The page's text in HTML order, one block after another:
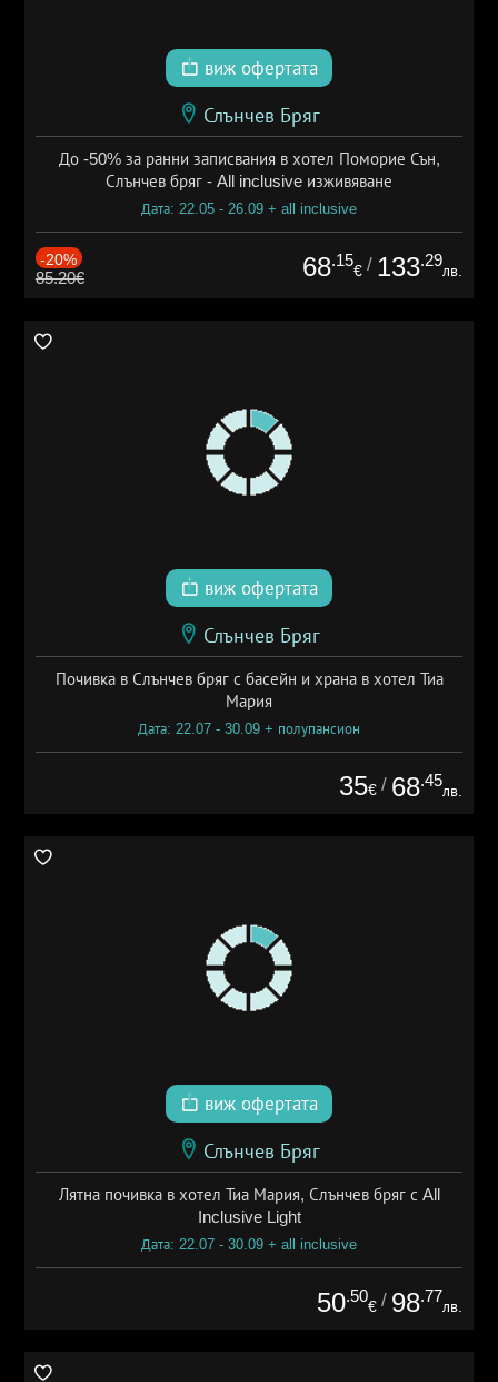
виж офертата
Слънчев Бряг
До -50% за ранни записвания в хотел Поморие Сън,
Слънчев бряг - All inclusive изживяване
Дата: 22.05 - 26.09 + all inclusive
-20%
85.20€ 68.15
€ / 133.29
лв.
виж офертата
Слънчев Бряг
Почивка в Слънчев бряг с басейн и храна в хотел Тиа
Мария
Дата: 22.07 - 30.09 + полупансион
35€ / 68.45
лв.
виж офертата
Слънчев Бряг
Лятна почивка в хотел Тиа Мария, Слънчев бряг с All
Inclusive Light
Дата: 22.07 - 30.09 + all inclusive
50.50
€ / 98.77
лв.